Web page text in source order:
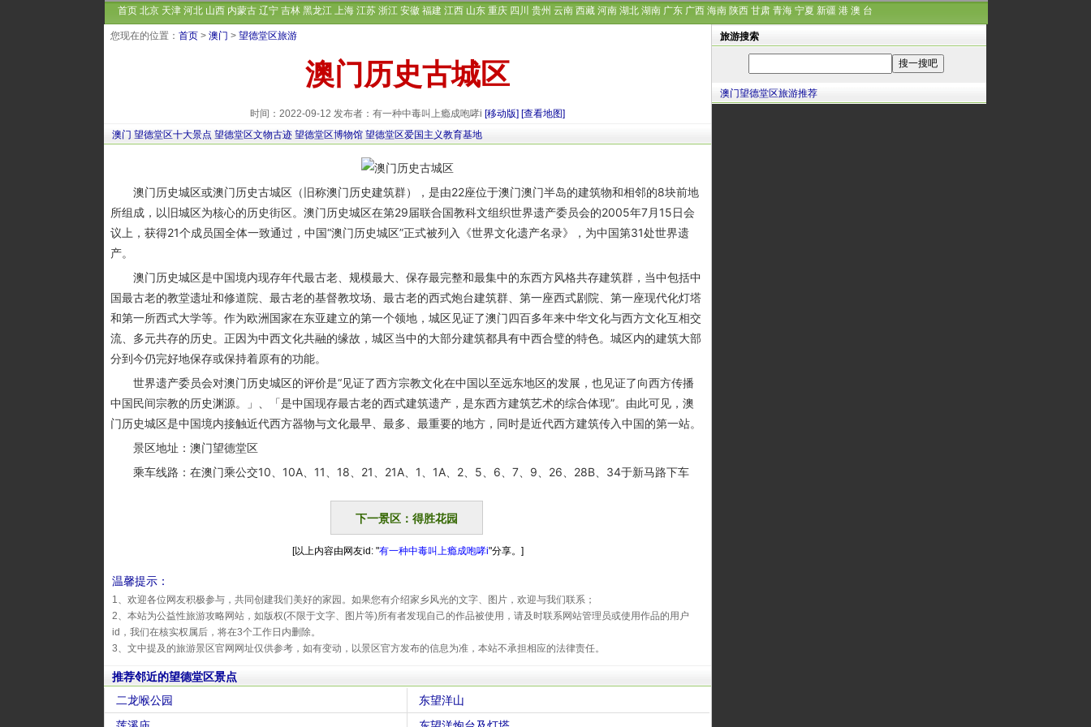
首页 北京 天津 河北 山西 内蒙古 辽宁 吉林 黑龙江 上海 江苏 浙江 安徽 福建 江西 山东 重庆 四川 贵州 云南 西藏 河南 湖北 湖南 广东 广西 海南 陕西 甘肃 青海 宁夏 新疆 港 澳 台
您现在的位置： 首页 > 澳门 > 望德堂区旅游
澳门历史古城区
时间：2022-09-12 发布者：有一种中毒叫上瘾成咆哮i [移动版] [查看地图]
澳门 望德堂区十大景点 望德堂区文物古迹 望德堂区博物馆 望德堂区爱国主义教育基地
澳门历史城区或澳门历史古城区（旧称澳门历史建筑群），是由22座位于澳门澳门半岛的建筑物和相邻的8块前地
所组成，以旧城区为核心的历史街区。澳门历史城区在第29届联合国教科文组织世界遗产委员会的2005年7月15日会
议上，获得21个成员国全体一致通过，中国“澳门历史城区”正式被列入《世界文化遗产名录》，为中国第31处世界遗
产。
澳门历史城区是中国境内现存年代最古老、规模最大、保存最完整和最集中的东西方风格共存建筑群，当中包括中
国最古老的教堂遗址和修道院、最古老的基督教坟场、最古老的西式炮台建筑群、第一座西式剧院、第一座现代化灯塔
和第一所西式大学等。作为欧洲国家在东亚建立的第一个领地，城区见证了澳门四百多年来中华文化与西方文化互相交
流、多元共存的历史。正因为中西文化共融的缘故，城区当中的大部分建筑都具有中西合璧的特色。城区内的建筑大部
分到今仍完好地保存或保持着原有的功能。
世界遗产委员会对澳门历史城区的评价是“见证了西方宗教文化在中国以至远东地区的发展，也见证了向西方传播
中国民间宗教的历史渊源。」、「是中国现存最古老的西式建筑遗产，是东西方建筑艺术的综合体现”。由此可见，澳
门历史城区是中国境内接触近代西方器物与文化最早、最多、最重要的地方，同时是近代西方建筑传入中国的第一站。
景区地址：澳门望德堂区
乘车线路：在澳门乘公交10、10A、11、18、21、21A、1、1A、2、5、6、7、9、26、28B、34于新马路下车
下一景区：得胜花园
[以上内容由网友id: "有一种中毒叫上瘾成咆哮i"分享。]
温馨提示：
1、欢迎各位网友积极参与，共同创建我们美好的家园。如果您有介绍家乡风光的文字、图片，欢迎与我们联系；
2、本站为公益性旅游攻略网站，如版权(不限于文字、图片等)所有者发现自己的作品被使用，请及时联系网站管理员或使用作品的用户
id，我们在核实权属后，将在3个工作日内删除。
3、文中提及的旅游景区官网网址仅供参考，如有变动，以景区官方发布的信息为准，本站不承担相应的法律责任。
推荐邻近的望德堂区景点
二龙喉公园
东望洋山
旅游搜索
澳门望德堂区旅游推荐